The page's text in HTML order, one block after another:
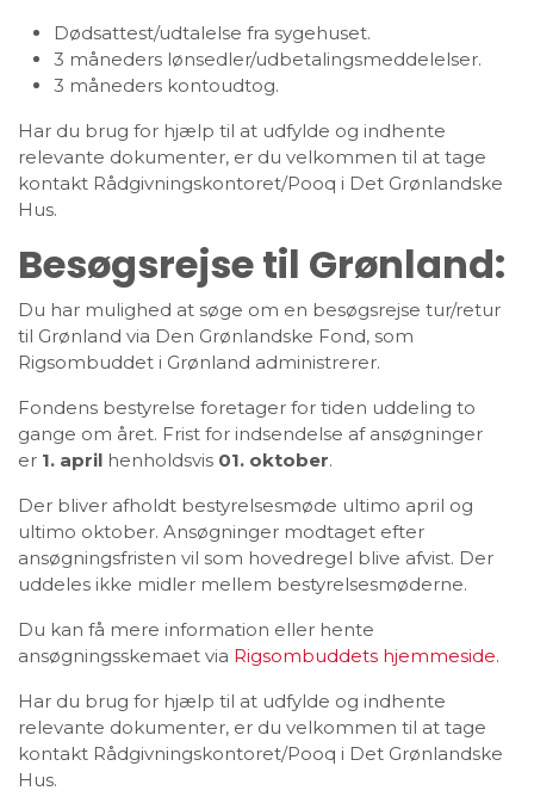
Dødsattest/udtalelse fra sygehuset.
3 måneders lønsedler/udbetalingsmeddelelser.
3 måneders kontoudtog.
Har du brug for hjælp til at udfylde og indhente
relevante dokumenter, er du velkommen til at tage
kontakt Rådgivningskontoret/Pooq i Det Grønlandske
Hus.
Besøgsrejse til Grønland:
Du har mulighed at søge om en besøgsrejse tur/retur
til Grønland via Den Grønlandske Fond, som
Rigsombuddet i Grønland administrerer.
Fondens bestyrelse foretager for tiden uddeling to
gange om året. Frist for indsendelse af ansøgninger
er 1. april henholdsvis 01. oktober.
Der bliver afholdt bestyrelsesmøde ultimo april og
ultimo oktober. Ansøgninger modtaget efter
ansøgningsfristen vil som hovedregel blive afvist. Der
uddeles ikke midler mellem bestyrelsesmøderne.
Du kan få mere information eller hente
ansøgningsskemaet via Rigsombuddets hjemmeside.
Har du brug for hjælp til at udfylde og indhente
relevante dokumenter, er du velkommen til at tage
kontakt Rådgivningskontoret/Pooq i Det Grønlandske
Hus.